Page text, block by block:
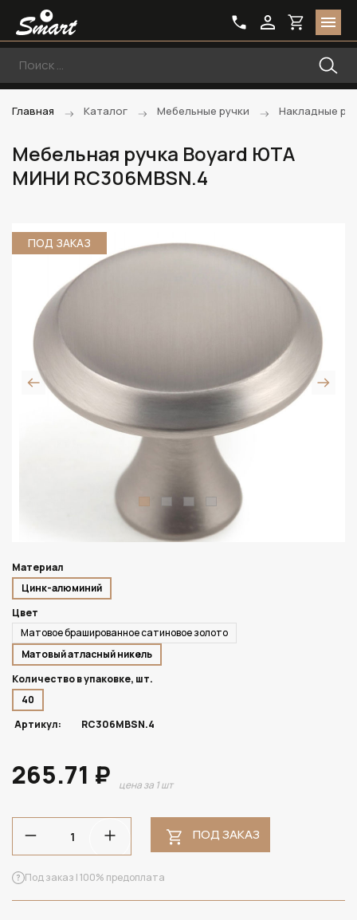
Главная Каталог Мебельные ручки Накладные
Мебельная ручка Boyard ЮТА
МИНИ RC306MBSN.4
ПОД ЗАКАЗ
Материал
Цинк-алюминий
Цвет
Матовое брашированное сатиновое золото
Матовый атласный никель
Количество в упаковке, шт.
40
Артикул:
RC306MBSN.4
265.71 ₽ цена за 1 шт
ПОД ЗАКАЗ
Под заказ | 100% предоплата